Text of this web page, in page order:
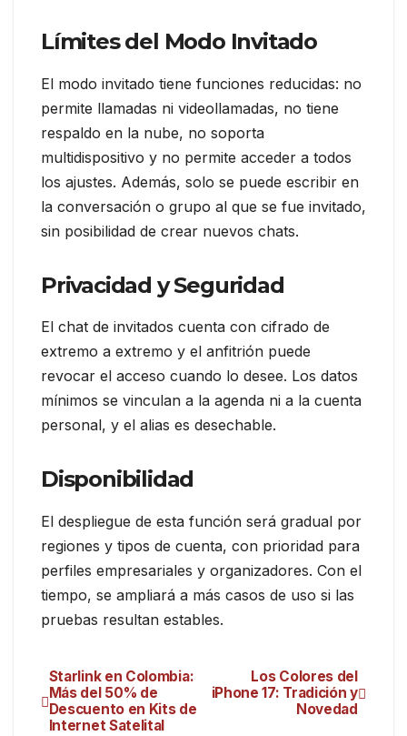
Límites del Modo Invitado
El modo invitado tiene funciones reducidas: no
permite llamadas ni videollamadas, no tiene
respaldo en la nube, no soporta
multidispositivo y no permite acceder a todos
los ajustes. Además, solo se puede escribir en
la conversación o grupo al que se fue invitado,
sin posibilidad de crear nuevos chats.
Privacidad y Seguridad
El chat de invitados cuenta con cifrado de
extremo a extremo y el anfitrión puede
revocar el acceso cuando lo desee. Los datos
mínimos se vinculan a la agenda ni a la cuenta
personal, y el alias es desechable.
Disponibilidad
El despliegue de esta función será gradual por
regiones y tipos de cuenta, con prioridad para
perfiles empresariales y organizadores. Con el
tiempo, se ampliará a más casos de uso si las
pruebas resultan estables.
Los Colores del
iPhone 17: Tradición y
Novedad
Starlink en Colombia:
Más del 50% de
Descuento en Kits de
Internet Satelital